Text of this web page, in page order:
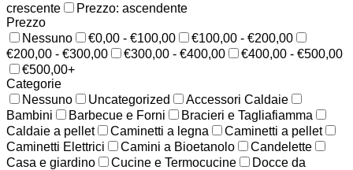
crescente
Prezzo: ascendente
Prezzo
Nessuno
€0,00 - €100,00
€100,00 - €200,00
€200,00 - €300,00
€300,00 - €400,00
€400,00 - €500,00
€500,00+
Categorie
Nessuno
Uncategorized
Accessori Caldaie
Bambini
Barbecue e Forni
Bracieri e Tagliafiamma
Caldaie a pellet
Caminetti a legna
Caminetti a pellet
Caminetti Elettrici
Camini a Bioetanolo
Candelette
Casa e giardino
Cucine e Termocucine
Docce da